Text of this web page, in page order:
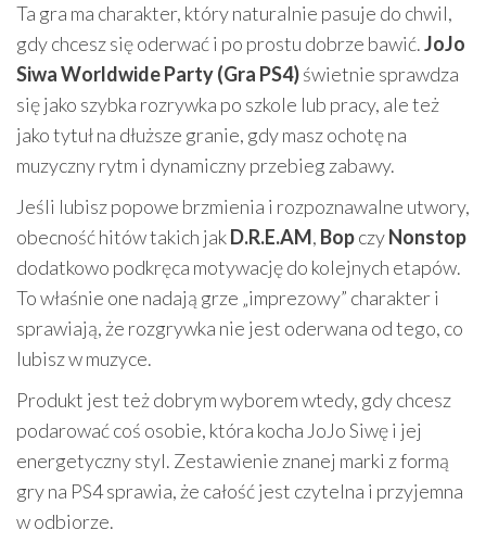
Ta gra ma charakter, który naturalnie pasuje do chwil,
gdy chcesz się oderwać i po prostu dobrze bawić.JoJo
Siwa Worldwide Party (Gra PS4)świetnie sprawdza
się jako szybka rozrywka po szkole lub pracy, ale też
jako tytuł na dłuższe granie, gdy masz ochotę na
muzyczny rytm i dynamiczny przebieg zabawy.
Jeśli lubisz popowe brzmienia i rozpoznawalne utwory,
obecność hitów takich jakD.R.E.AM, BopczyNonstop
dodatkowo podkręca motywację do kolejnych etapów.
To właśnie one nadają grze „imprezowy” charakter i
sprawiają, że rozgrywka nie jest oderwana od tego, co
lubisz w muzyce.
Produkt jest też dobrym wyborem wtedy, gdy chcesz
podarować coś osobie, która kocha JoJo Siwę i jej
energetyczny styl. Zestawienie znanej marki z formą
gry na PS4 sprawia, że całość jest czytelna i przyjemna
w odbiorze.